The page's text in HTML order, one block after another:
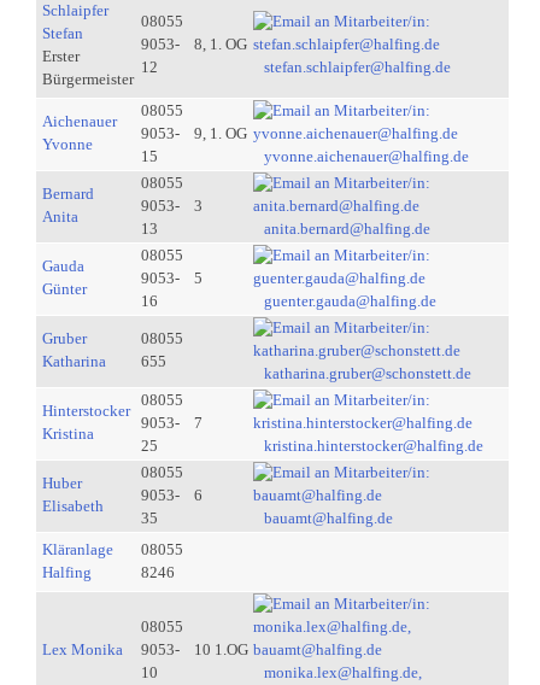
Schlaipfer
Stefan
Erster
Bürgermeister
08055
9053-
12
8, 1. OG
stefan.schlaipfer@halfing.de
Aichenauer
Yvonne
08055
9053-
15
9, 1. OG
yvonne.aichenauer@halfing.de
Bernard
Anita
08055
9053-
13
3
anita.bernard@halfing.de
Gauda
Günter
08055
9053-
16
5
guenter.gauda@halfing.de
Gruber
Katharina
08055
655
katharina.gruber@schonstett.de
Hinterstocker
Kristina
08055
9053-
25
7
kristina.hinterstocker@halfing.de
Huber
Elisabeth
08055
9053-
35
6
bauamt@halfing.de
Kläranlage
Halfing
08055
8246
Lex Monika
08055
9053-
10
10 1.OG
monika.lex@halfing.de,